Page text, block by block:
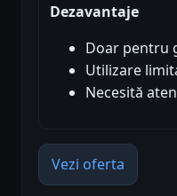
Dezavantaje
Doar pentru
Utilizare
Necesită
Vezi oferta